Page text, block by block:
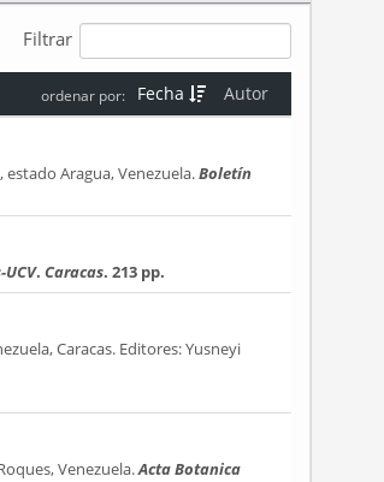
Filtrar
Autor
Fecha
ordenar por:
Aragua, Venezuela.Boletín
. Caracas. 213 pp.
Caracas. Editores: Yusneyi
Venezuela.Acta Botanica